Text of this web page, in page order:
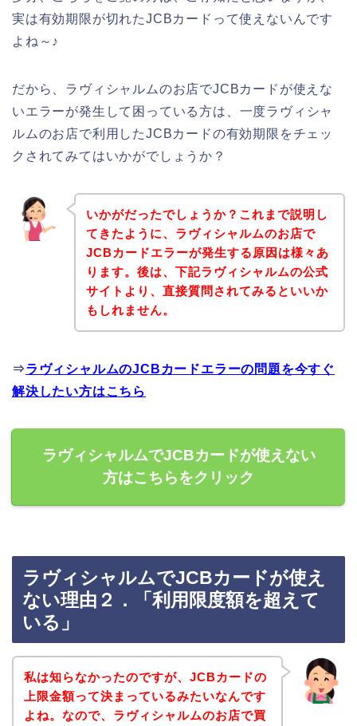
実は有効期限が切れたJCBカードって使えないんです
よね～♪
だから、ラヴィシャルムのお店でJCBカードが使えな
いエラーが発生して困っている方は、一度ラヴィシャ
ルムのお店で利用したJCBカードの有効期限をチェッ
クされてみてはいかがでしょうか？
いかがだったでしょうか？これまで説明し
てきたように、ラヴィシャルムのお店で
JCBカードエラーが発生する原因は様々あ
ります。後は、下記ラヴィシャルムの公式
サイトより、直接質問されてみるといいか
もしれません。
⇒ラヴィシャルムのJCBカードエラーの問題を今すぐ
解決したい方はこちら
ラヴィシャルムでJCBカードが使えない
方はこちらをクリック
ラヴィシャルムでJCBカードが使え
ない理由２．「利用限度額を超えて
いる」
私は知らなかったのですが、JCBカードの
上限金額って決まっているみたいなんです
よね。なので、ラヴィシャルムのお店で買